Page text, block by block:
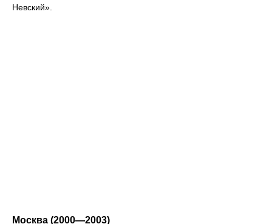
Невский».
Москва (2000—2003)